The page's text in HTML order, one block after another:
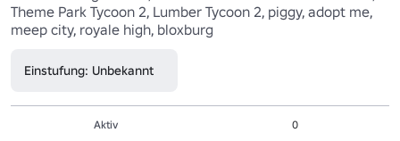
Theme Park Tycoon 2, Lumber Tycoon 2, piggy, adopt me,
meep city, royale high, bloxburg
Einstufung: Unbekannt
Aktiv
0